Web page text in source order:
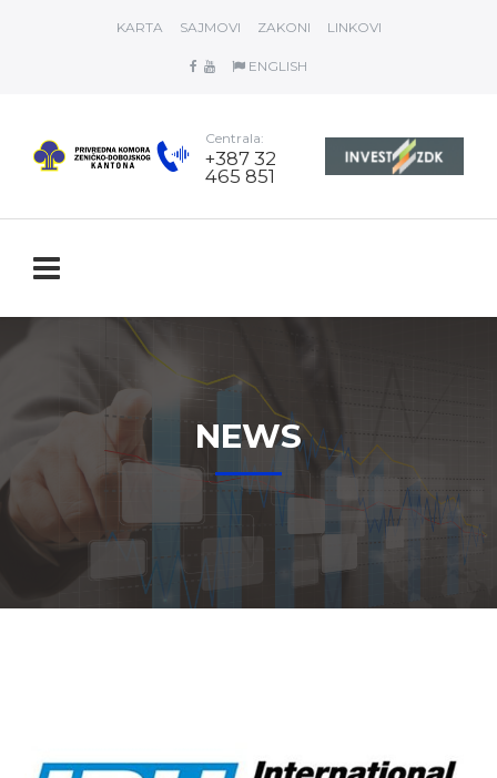
KARTA SAJMOVI ZAKONI LINKOVI
ENGLISH
Centrala:
+387 32
465 851
NEWS